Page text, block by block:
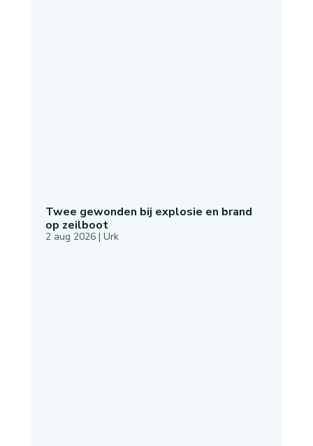
Twee gewonden bij explosie en brand
op zeilboot
2 aug 2026| Urk